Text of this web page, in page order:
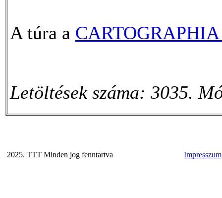
A túra a
Letöltések száma: 3035.
2025. TTT Minden jog fenntartva Impresszum